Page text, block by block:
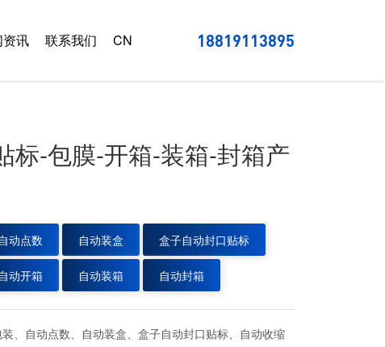
资讯 联系我们 CN 18819113895
标-包膜-开箱-装箱-封箱产
自动点数 自动装盒 盒子自动封口贴标
自动开箱 自动装箱 自动封箱
、自动点数、自动装盒、盒子自动封口贴标、自动收缩